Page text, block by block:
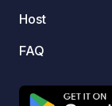
Host
FAQ